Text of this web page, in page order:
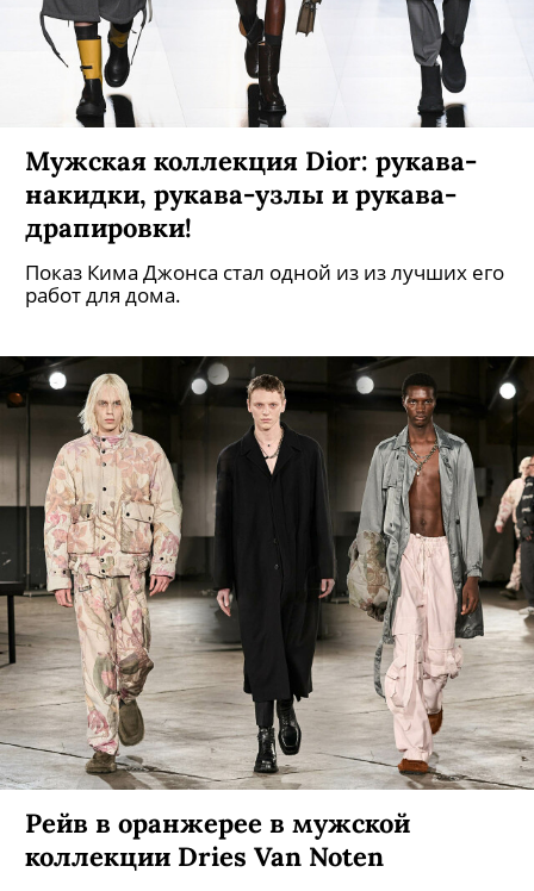
Мужская коллекция Dior: рукава-
накидки, рукава-узлы и рукава-
драпировки!
Показ Кима Джонса стал одной из из лучших его
работ для дома.
Рейв в оранжерее в мужской
коллекции Dries Van Noten